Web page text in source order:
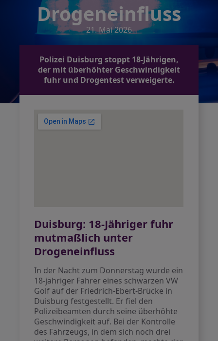
Drogeneinfluss
21. Mai 2026
Polizei Duisburg stoppt 18-Jährigen,
der mit überhöhter Geschwindigkeit
fuhr und Drogentest verweigerte.
Duisburg: 18-Jähriger fuhr
mutmaßlich unter
Drogeneinfluss
In der Nacht zum Donnerstag wurde ein
18-jähriger Fahrer eines schwarzen VW
Golf auf der Friedrich-Ebert-Brücke in
Duisburg festgestellt. Er fiel den
Polizeibeamten durch seine überhöhte
Geschwindigkeit auf. Bei der Kontrolle
des Fahrzeugs, in dem sich noch drei